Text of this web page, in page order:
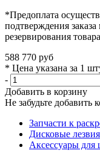
*Предоплата
подтверждения
резервирования
588 770 руб
* Цена указана за 1
-
Добавить в корзину
Не забудьте
Запчасти к
Дисковые лезвия
Аксессуары для